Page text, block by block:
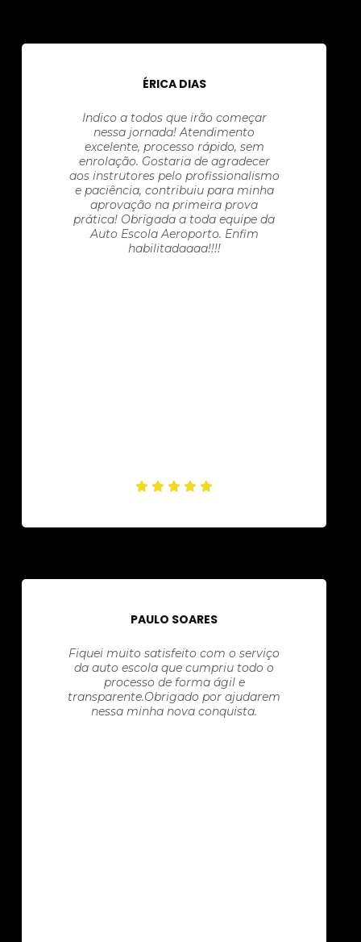
ÉRICA DIAS
Indico a todos que irão começar
nessa jornada! Atendimento
excelente, processo rápido, sem
enrolação. Gostaria de agradecer
aos instrutores pelo profissionalismo
e paciência, contribuiu para minha
aprovação na primeira prova
prática! Obrigada a toda equipe da
Auto Escola Aeroporto. Enfim
habilitadaaaa!!!!
PAULO SOARES
Fiquei muito satisfeito com o serviço
da auto escola que cumpriu todo o
processo de forma ágil e
transparente.Obrigado por ajudarem
nessa minha nova conquista.